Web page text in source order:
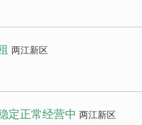
两江新区
定正常经营中 两江新区